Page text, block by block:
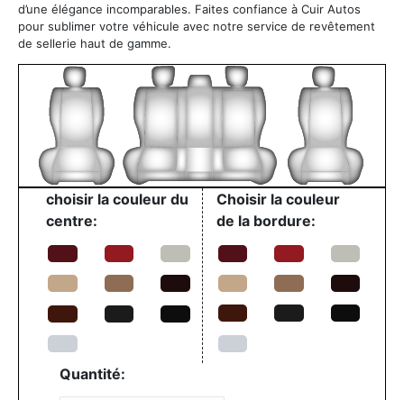
d’une élégance incomparables. Faites confiance à Cuir Autos
pour sublimer votre véhicule avec notre service de revêtement
de sellerie haut de gamme.
choisir la couleur du
centre:
Choisir la couleur
de la bordure:
Quantité: